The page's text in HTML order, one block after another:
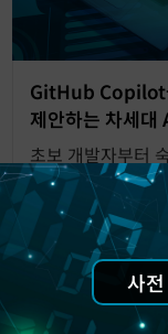
GitHub Copilot
제안하는 차세대
초보 개발자부터
Windsurf를 활용
수 있습니다.
경험해보세요.
AI & ML 사